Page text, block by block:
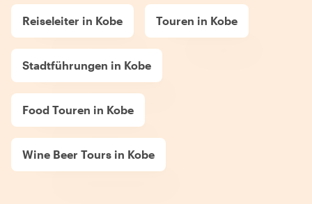
Reiseleiter in Kobe Touren in Kobe
Stadtführungen in Kobe
Food Touren in Kobe
Wine Beer Tours in Kobe